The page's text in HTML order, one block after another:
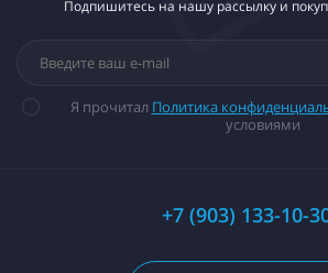
Подпишитесь на нашу рассылку и
Я прочитал Политика
условиями
+7 (903) 133-10-